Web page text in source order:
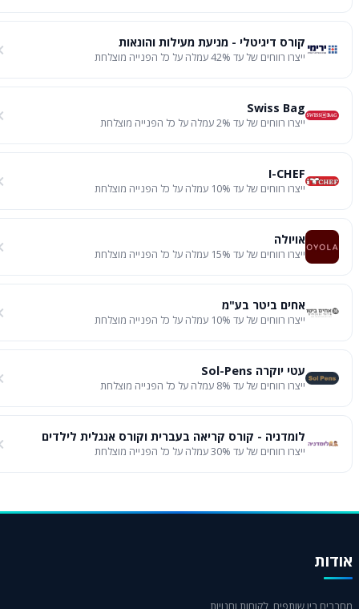
קורס דיגיטלי - מניעת מעילות והונאות
ייצרו רווחים של עד 42% עמלה על כל הפנייה מוצלחת
Swiss Bag
ייצרו רווחים של עד 2% עמלה על כל הפנייה מוצלחת
I-CHEF
ייצרו רווחים של עד 10% עמלה על כל הפנייה מוצלחת
אויולה
ייצרו רווחים של עד 15% עמלה על כל הפנייה מוצלחת
אחים ביטר בע"מ
ייצרו רווחים של עד 10% עמלה על כל הפנייה מוצלחת
עטי יוקרה Sol-Pens
ייצרו רווחים של עד 8% עמלה על כל הפנייה מוצלחת
לומדניה - קורס קריאה בעברית וקורס אנגלית לילדים
ייצרו רווחים של עד 30% עמלה על כל הפנייה מוצלחת
בין שותפים, לקוחות וחנויות